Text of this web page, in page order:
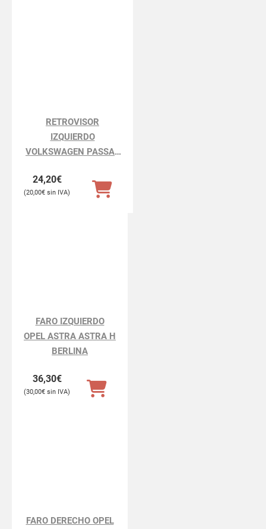
RETROVISOR
IZQUIERDO
VOLKSWAGEN PASSAT
24,20€
20,00€
FARO IZQUIERDO
OPEL ASTRA ASTRA H
BERLINA
36,30€
30,00€
FARO DERECHO OPEL